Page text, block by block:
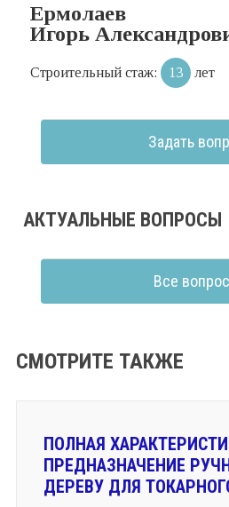
Ермолаев
Игорь
Строительный стаж: 13 лет
Задать
АКТУАЛЬНЫЕ ВОПРОСЫ
Все
СМОТРИТЕ ТАКЖЕ
ПОЛНАЯ
ПРЕДНАЗНАЧЕНИЕ
ДЕРЕВУ ДЛЯ